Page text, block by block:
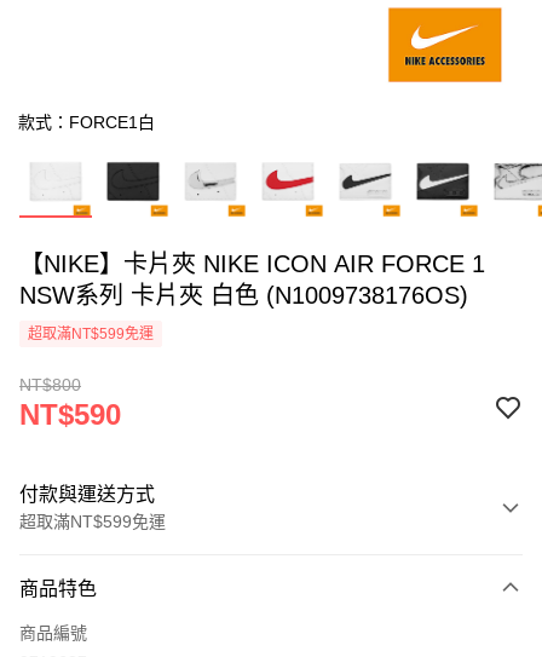
款式：FORCE1白
【NIKE】卡片夾 NIKE ICON AIR FORCE 1
NSW系列 卡片夾 白色 (N1009738176OS)
超取滿NT$599免運
NT$800
NT$590
付款與運送方式
超取滿NT$599免運
信用卡一次付款
超商取貨付款
商品特色
商品編號